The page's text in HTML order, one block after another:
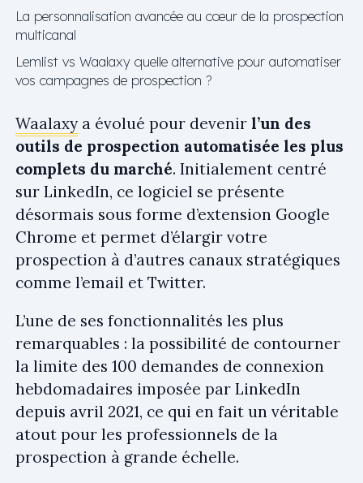
La personnalisation avancée au cœur de la prospection
multicanal
Lemlist vs Waalaxy quelle alternative pour automatiser
vos campagnes de prospection ?
Waalaxy a évolué pour devenir l’un des
outils de prospection automatisée les plus
complets du marché. Initialement centré
sur LinkedIn, ce logiciel se présente
désormais sous forme d’extension Google
Chrome et permet d’élargir votre
prospection à d’autres canaux stratégiques
comme l’email et Twitter.
L’une de ses fonctionnalités les plus
remarquables : la possibilité de contourner
la limite des 100 demandes de connexion
hebdomadaires imposée par LinkedIn
depuis avril 2021, ce qui en fait un véritable
atout pour les professionnels de la
prospection à grande échelle.